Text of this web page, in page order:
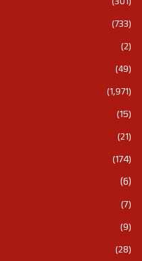
(733)
(2)
(49)
(1,971)
(15)
(21)
(174)
(6)
(7)
(9)
(28)